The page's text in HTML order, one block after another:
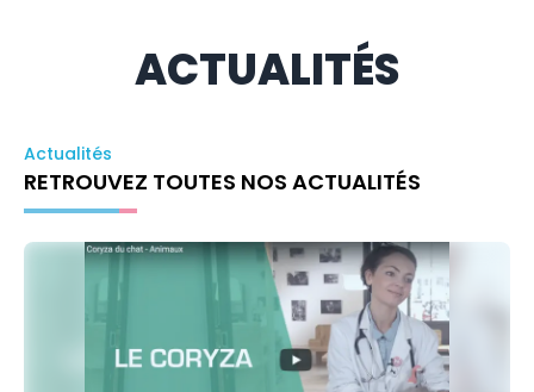
ACTUALITÉS
Actualités
RETROUVEZ TOUTES NOS ACTUALITÉS